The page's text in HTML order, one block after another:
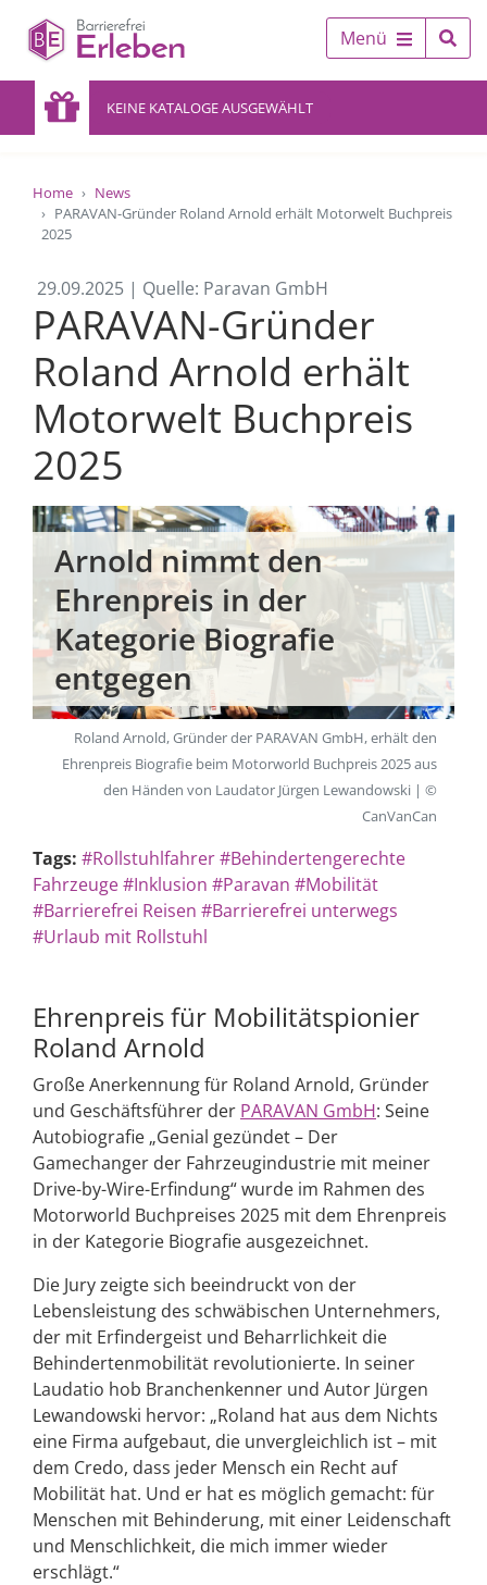
Menü
KEINE KATALOGE AUSGEWÄHLT
Home
News
PARAVAN-Gründer Roland Arnold erhält Motorwelt Buchpreis
2025
29.09.2025 | Quelle: Paravan GmbH
PARAVAN-Gründer
Roland Arnold erhält
Motorwelt Buchpreis
2025
Arnold nimmt den
Ehrenpreis in der
Kategorie Biografie
entgegen
Roland Arnold, Gründer der PARAVAN GmbH, erhält den
Ehrenpreis Biografie beim Motorworld Buchpreis 2025 aus
den Händen von Laudator Jürgen Lewandowski | ©
CanVanCan
Tags: #Rollstuhlfahrer#Behindertengerechte
Fahrzeuge#Inklusion #Paravan #Mobilität
#Barrierefrei Reisen #Barrierefrei unterwegs
#Urlaub mit Rollstuhl
Ehrenpreis für Mobilitätspionier
Roland Arnold
Große Anerkennung für Roland Arnold, Gründer
und Geschäftsführer der PARAVAN GmbH: Seine
Autobiografie „Genial gezündet – Der
Gamechanger der Fahrzeugindustrie mit meiner
Drive-by-Wire-Erfindung“ wurde im Rahmen des
Motorworld Buchpreises 2025 mit dem Ehrenpreis
in der Kategorie Biografie ausgezeichnet.
Die Jury zeigte sich beeindruckt von der
Lebensleistung des schwäbischen Unternehmers,
der mit Erfindergeist und Beharrlichkeit die
Behindertenmobilität revolutionierte. In seiner
Laudatio hob Branchenkenner und Autor Jürgen
Lewandowski hervor: „Roland hat aus dem Nichts
eine Firma aufgebaut, die unvergleichlich ist – mit
dem Credo, dass jeder Mensch ein Recht auf
Mobilität hat. Und er hat es möglich gemacht: für
Menschen mit Behinderung, mit einer Leidenschaft
und Menschlichkeit, die mich immer wieder
erschlägt.“